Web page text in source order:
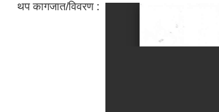
थप कागजात/विवरण :